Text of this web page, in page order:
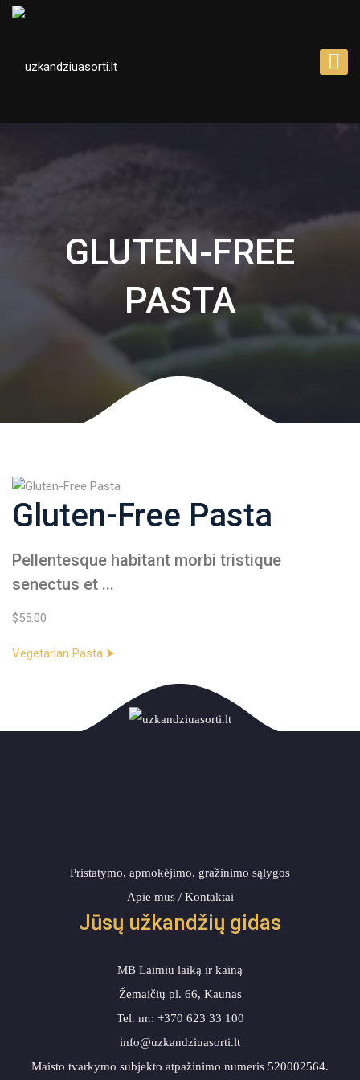
GLUTEN-FREE
PASTA
Gluten-Free Pasta
Pellentesque habitant morbi tristique
enectus et ...
$55.00
Vegetarian Pasta ⮞
Pristatymo, apmokėjimo, gražinimo sąlygo
Apie mus / Kontaktai
Jūsų užkandžių gidas
MB Laimiu laiką ir kainą
Žemaičių pl. 66, Kauna
Tel. nr.: +370 623 33 100
info@uzkandziuasorti.lt
Maisto tvarkymo subjekto atpažinimo numeris 520002564.